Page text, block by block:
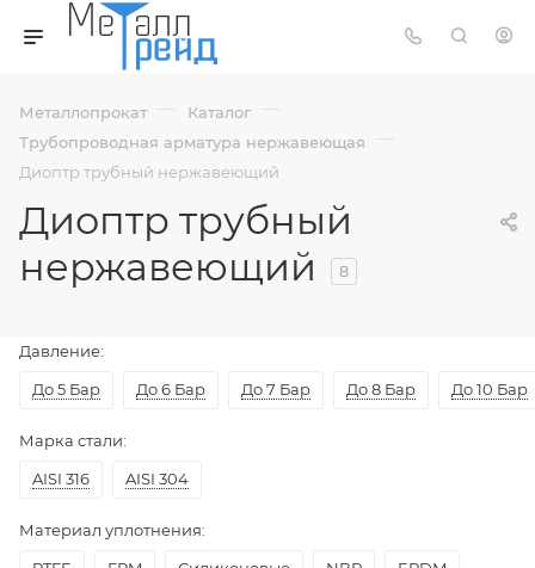
Металлопрокат — Каталог —
Трубопроводная арматура нержавеющая —
Диоптр трубный нержавеющий
Диоптр трубный
нержавеющий
8
Давление:
До 5 Бар
До 6 Бар До 7 Бар До 8 Бар До 10 Бар
Марка стали:
AISI 316
AISI 304
Материал уплотнения: